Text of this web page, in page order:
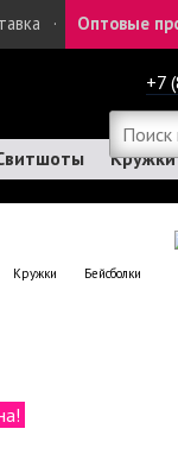
· Оптовые
+7
Кружки
Кружки Бейсболки